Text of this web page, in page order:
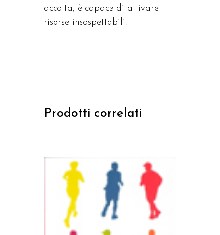
accolta, è capace di attivare
risorse insospettabili.
Prodotti correlati